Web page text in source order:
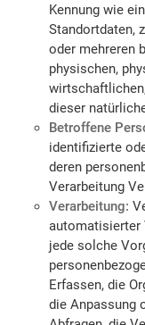
Kennung wie
Standortdaten,
oder mehreren
physischen,
dieser
Betroffene
identifizierte
deren
Verarbeitung
Verarbeitung:
automatisierter
jede solche
Erfassen, die
die Anpassung